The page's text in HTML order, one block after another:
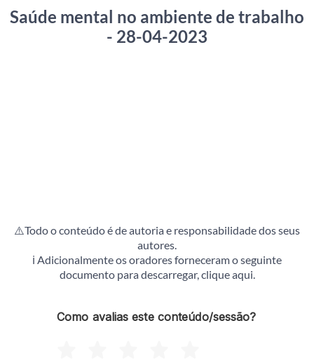
Saúde mental no ambiente de trabalho
- 28-04-2023
⚠️Todo o conteúdo é de autoria e responsabilidade dos seus
autores.
ℹ️ Adicionalmente os oradores forneceram oseguinte
documento para descarregar, clique aqui